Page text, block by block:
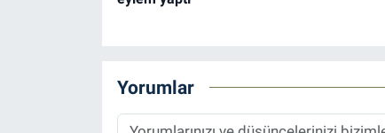
Yorumlar